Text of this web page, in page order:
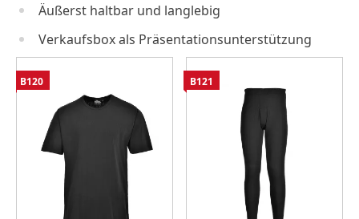
Äußerst haltbar und langlebig
Verkaufsbox als Präsentationsunterstützung
B120 B121